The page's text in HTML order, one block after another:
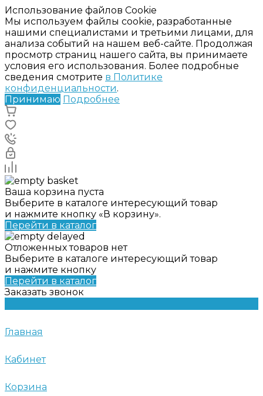
Использование файлов Cookie
Мы используем файлы cookie, разработанные
нашими специалистами и третьими лицами, для
анализа событий на нашем веб-сайте. Продолжая
просмотр страниц нашего сайта, вы принимаете
условия его использования. Более подробные
сведения смотрите в Политике
конфиденциальности.
Принимаю Подробнее
Ваша корзина пуста
Выберите в каталоге интересующий товар
и нажмите кнопку «В корзину».
Перейти в каталог
Отложенных товаров нет
Выберите в каталоге интересующий товар
и нажмите кнопку
Перейти в каталог
Заказать звонок
Главная
Кабинет
Корзина